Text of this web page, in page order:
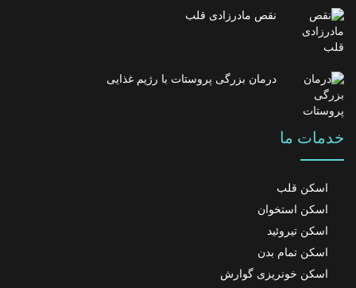
نقص مادرزادی قلب
درمان بزرگی پروستات با رژیم غذایی
خدمات ما
اسکن قلب
اسکن استخوان
اسکن تیروئید
اسکن تمام بدن
اسکن خونریزی گوارش